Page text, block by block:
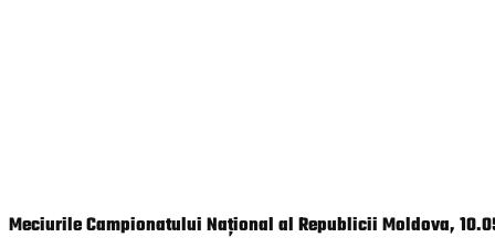
Meciurile Campionatului Național al Republicii Moldova,